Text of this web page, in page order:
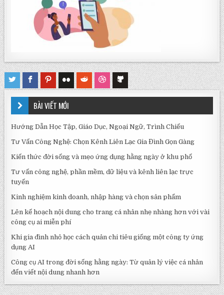
BÀI VIẾT MỚI
Hướng Dẫn Học Tập, Giáo Dục, Ngoại Ngữ, Trình Chiếu
Tư Vấn Công Nghệ: Chọn Kênh Liên Lạc Gia Đình Gọn Gàng
Kiến thức đời sống và mẹo ứng dụng hằng ngày ở khu phố
Tư vấn công nghệ, phần mềm, dữ liệu và kênh liên lạc trực
tuyến
Kinh nghiệm kinh doanh, nhập hàng và chọn sản phẩm
Lên kế hoạch nội dung cho trang cá nhân nhẹ nhàng hơn với vài
công cụ ai miễn phí
Khi gia đình nhỏ học cách quản chi tiêu giống một công ty ứng
dụng AI
Công cụ AI trong đời sống hằng ngày: Từ quản lý việc cá nhân
đến viết nội dung nhanh hơn